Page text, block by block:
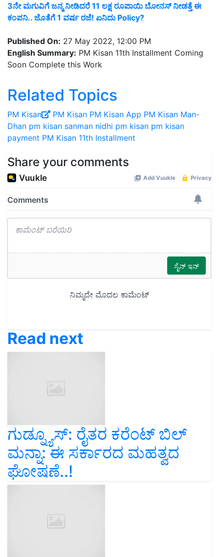
3ನೇ ಮಗುವಿಗೆ ಜನ್ಮ ನೀಡಿದರೆ 11 ಲಕ್ಷ ರೂಪಾಯಿ ಬೋನಸ್ ನೀಡತ್ತೆ ಈ
ಕಂಪನಿ.. ಜೊತೆಗೆ 1 ವರ್ಷ ರಜೆ! ಏನಿದು Policy?
Published On: 27 May 2022, 12:00 PM
English Summary: PM Kisan 11th Installment Coming
Soon Complete this Work
Related Topics
PM Kisan PM Kisan PM Kisan App PM Kisan Man-
Dhan pm kisan sanman nidhi pm kisan pm kisan
payment PM Kisan 11th Installment
Share your comments
Read next
ಗುಡ್ನ್ಯೂಸ್: ರೈತರ ಕರೆಂಟ್ ಬಿಲ್
ಮನ್ನಾ: ಈ ಸರ್ಕಾರದ ಮಹತ್ವದ
ಘೋಷಣೆ..!